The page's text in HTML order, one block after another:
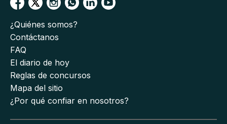
¿Quiénes somos?
Contáctanos
FAQ
El diario de hoy
Reglas de concursos
Mapa del sitio
¿Por qué confiar en nosotros?